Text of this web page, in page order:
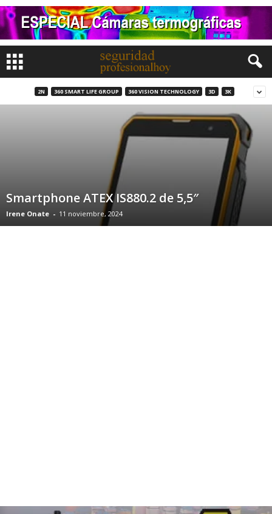
2N 360 SMART LIFE GROUP 360 VISION TECHNOLOGY 3D 3K
Smartphone ATEX IS880.2 de 5,5″
Irene Onate - 11 noviembre, 2024